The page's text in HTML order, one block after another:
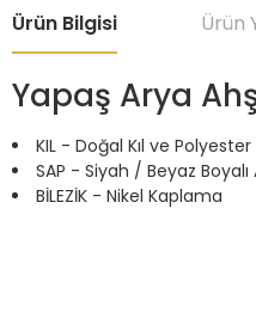
Ürün Bilgisi Ürün
Yapaş Arya
KIL - Doğal Kıl ve Polyester
SAP - Siyah / Beyaz Boyalı
BİLEZİK - Nikel Kaplama
Bu ürünün fiyat bilgisi, resim,